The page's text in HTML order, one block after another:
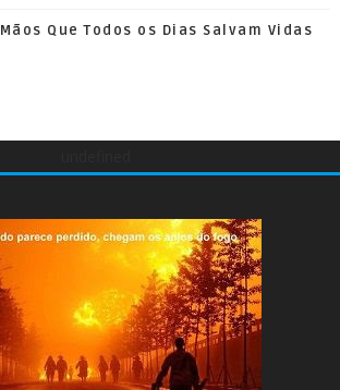
Que Todos os Dias Salvam Vidas